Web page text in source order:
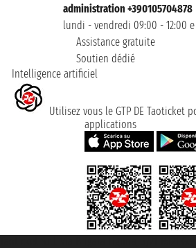
administration +390105704878
lundi - vendredi 09:00 - 12:00 e
Assistance gratuite
Soutien dédié
Intelligence artificiel
Utilisez vous le GTP DE Taoticket
applications